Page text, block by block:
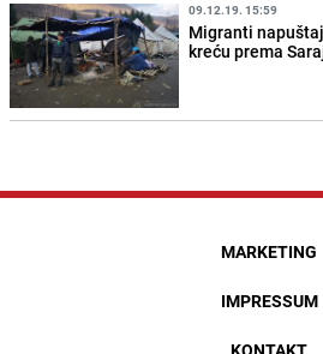
09.12.19. 15:59
Migranti
kreću prema
MARKETING
IMPRESSUM